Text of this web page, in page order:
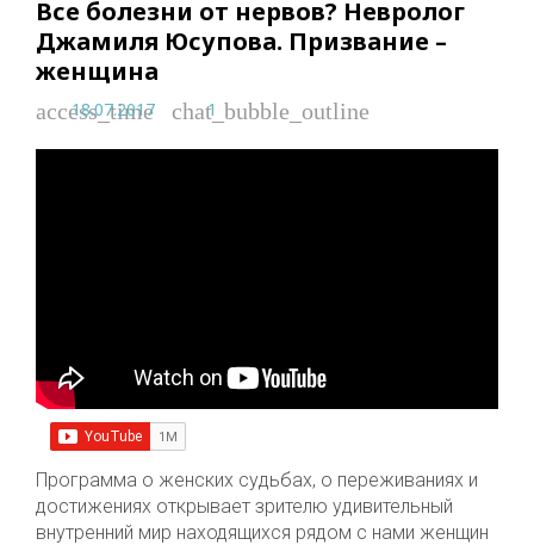
Все болезни от нервов? Невролог
Джамиля Юсупова. Призвание –
женщина
access_time
18.07.2017 chat_bubble_outline
1
Программа о женских судьбах, о переживаниях и
достижениях открывает зрителю удивительный
внутренний мир находящихся рядом с нами женщин